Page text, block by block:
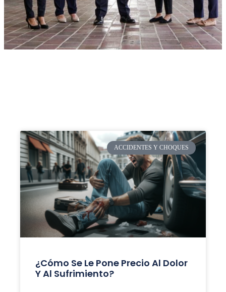
ACCIDENTES Y CHOQUES
¿Cómo Se Le Pone Precio Al Dolor
Y Al Sufrimiento?